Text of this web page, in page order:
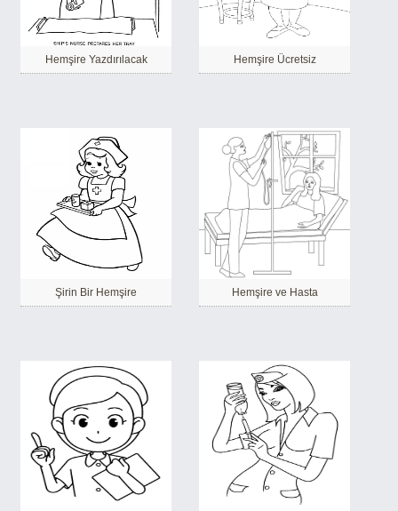
Hemşire Yazdırılacak Hemşire Ücretsiz
Şirin Bir Hemşire Hemşire ve Hasta